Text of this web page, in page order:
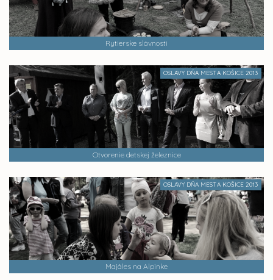
Rytierske slávnosti
OSLAVY DŇA MESTA KOŠICE 2013
Otvorenie detskej železnice
OSLAVY DŇA MESTA KOŠICE 2013
Majáles na Alpinke